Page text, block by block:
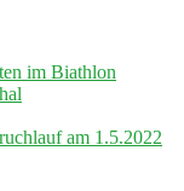
im Biathlon
am 1.5.2022